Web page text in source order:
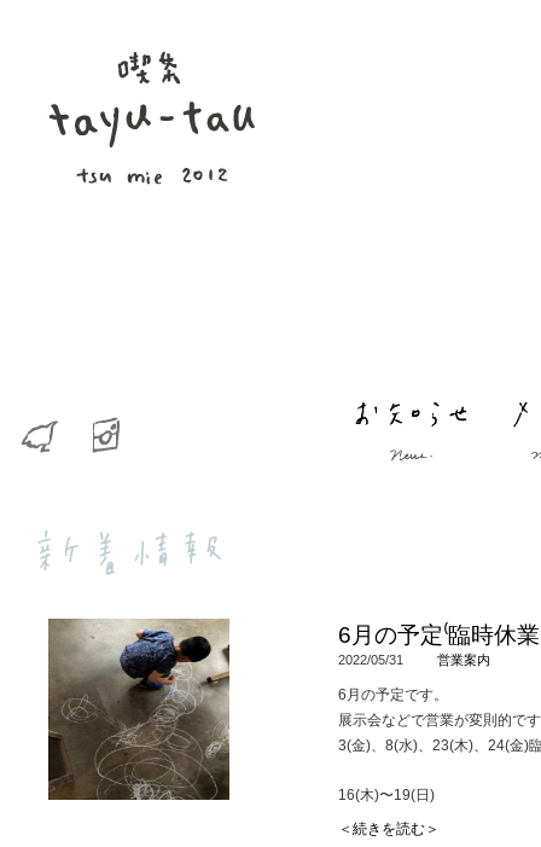
6月の予定⁽臨時休
2022/05/31 営業案内
6月の予定です。
展示会などで営業が変則的で
3(金)、8(水)、23(木)、24(金)
16(木)〜19(日)
s-clothes-tree展示受注会
＜続きを読む＞